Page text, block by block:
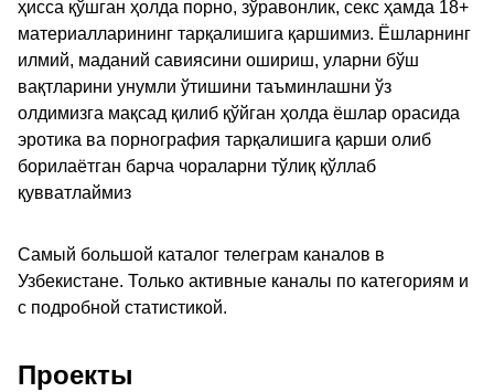
ҳисса қўшган ҳолда порно, зўравонлик, секс ҳамда 18+
материалларининг тарқалишига қаршимиз. Ёшларнинг
илмий, маданий савиясини ошириш, уларни бўш
вақтларини унумли ўтишини таъминлашни ўз
олдимизга мақсад қилиб қўйган ҳолда ёшлар орасида
эротика ва порнография тарқалишига қарши олиб
борилаётган барча чораларни тўлиқ қўллаб
қувватлаймиз
Самый большой каталог телеграм каналов в
Узбекистане. Только активные каналы по категориям и
с подробной статистикой.
Проекты